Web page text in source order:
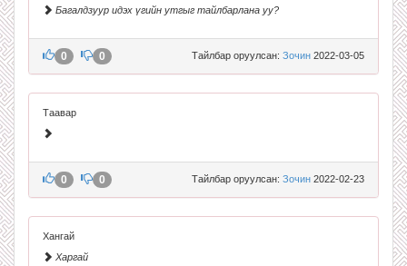
Багалдзуур идэх үгийн утгыг тайлбарлана уу?
Тайлбар оруулсан: Зочин 2022-03-05
0 0
Таавар
Тайлбар оруулсан: Зочин 2022-02-23
0 0
Хангай
Харгай